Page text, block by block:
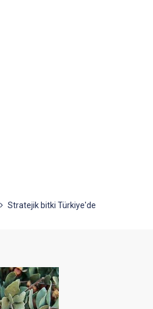
Stratejik bitki Türkiye'de